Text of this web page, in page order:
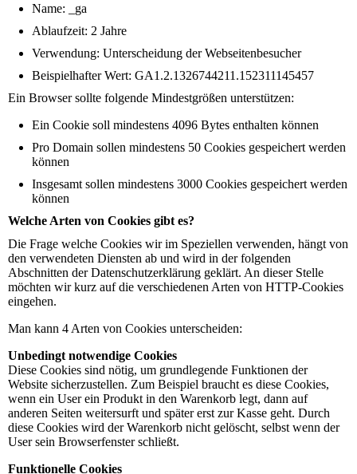
Name: _ga
Ablaufzeit: 2 Jahre
Verwendung: Unterscheidung der Webseitenbesucher
Beispielhafter Wert: GA1.2.1326744211.152311145457
Ein Browser sollte folgende Mindestgrößen unterstützen:
Ein Cookie soll mindestens 4096 Bytes enthalten können
Pro Domain sollen mindestens 50 Cookies gespeichert werden
können
Insgesamt sollen mindestens 3000 Cookies gespeichert werden
können
Welche Arten von Cookies gibt es?
Die Frage welche Cookies wir im Speziellen verwenden, hängt von
den verwendeten Diensten ab und wird in der folgenden
Abschnitten der Datenschutzerklärung geklärt. An dieser Stelle
möchten wir kurz auf die verschiedenen Arten von HTTP-Cookies
eingehen.
Man kann 4 Arten von Cookies unterscheiden:
Unbedingt notwendige Cookies
Diese Cookies sind nötig, um grundlegende Funktionen der
Website sicherzustellen. Zum Beispiel braucht es diese Cookies,
wenn ein User ein Produkt in den Warenkorb legt, dann auf
anderen Seiten weitersurft und später erst zur Kasse geht. Durch
diese Cookies wird der Warenkorb nicht gelöscht, selbst wenn der
User sein Browserfenster schließt.
Funktionelle Cookies